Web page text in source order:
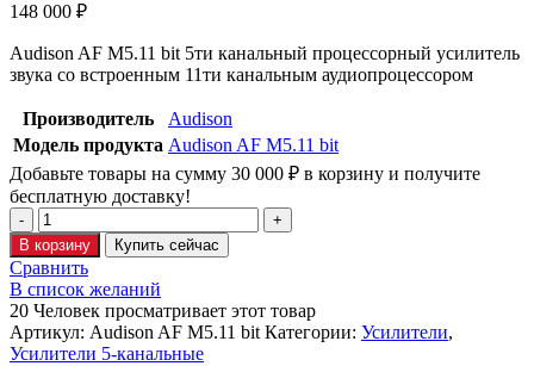
148 000 ₽
Audison AF M5.11 bit 5ти канальный процессорный усилитель
звука со встроенным 11ти канальным аудиопроцессором
Производитель
Audison
Модель продукта Audison AF M5.11 bit
Добавьте товары на сумму 30 000 ₽ в корзину и получите
бесплатную доставку!
В корзину Купить сейчас
Сравнить
В список желаний
20 Человек просматривает этот товар
Артикул: Audison AF M5.11 bit Категории: Усилители,
Усилители 5-канальные